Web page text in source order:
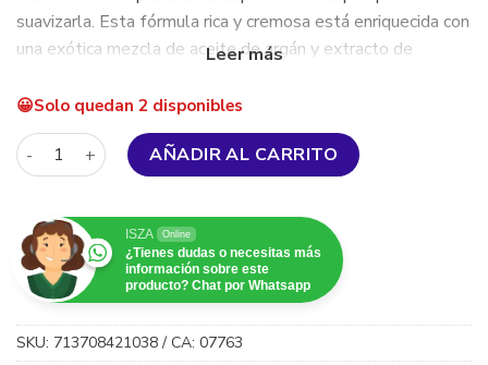
suavizarla. Esta fórmula rica y cremosa está enriquecida con
una exótica mezcla de aceite de argán y extracto de
seda al tacto.
Solo quedan 2 disponibles
Petal Fresh - Smoothing Body Butter with Coconut cantidad
AÑADIR AL CARRITO
ISZA Online
¿Tienes dudas o necesitas más
información sobre este
producto? Chat por Whatsapp
SKU: 713708421038 / CA: 07763